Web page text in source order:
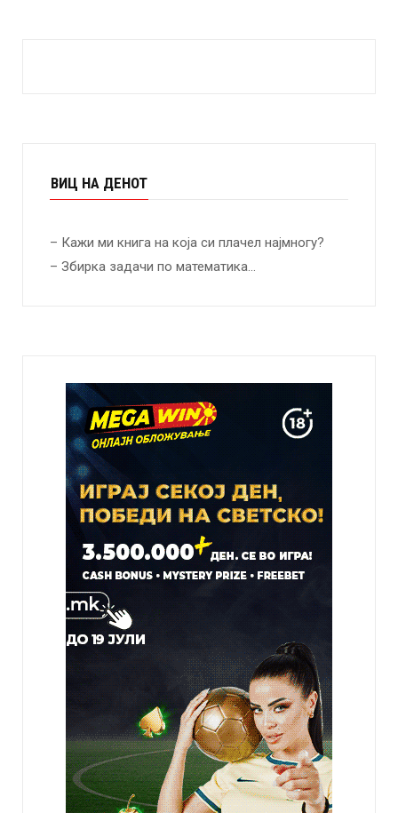
ВИЦ НА ДЕНОТ
– Кажи ми книга на која си плачел најмногу?
– Збирка задачи по математика…